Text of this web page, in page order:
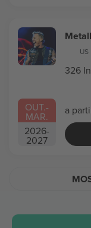
OUT.-
MAR.
2026-
2027
US
326
a